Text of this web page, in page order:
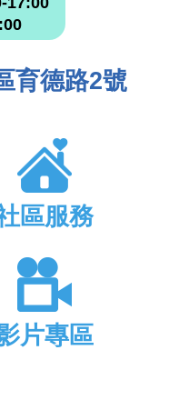
育德路2號
區服務
片專區